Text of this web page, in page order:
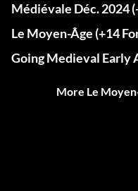
Médiévale Déc. 2024
Le Moyen-Âge (+14
Going Medieval Early
More Le